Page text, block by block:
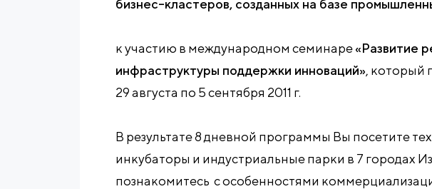
бизнес–кластеров, созданных на базе
к участию в международном семинаре«Развитие
инфраструктуры поддержки инноваций», который
29 августа по 5 сентября 2011 г.
В результате 8 дневной программы Вы посетите
инкубаторы и индустриальные парки в 7 городах
познакомитесь с особенностями